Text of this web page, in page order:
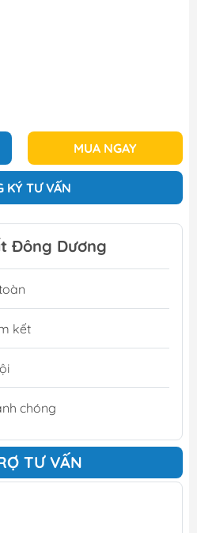
MUA NGAY
KÝ TƯ VẤN
Đông Dương
kết
chóng
TƯ VẤN